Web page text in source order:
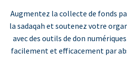
Augmentez la collecte de fonds
la sadaqah et soutenez votre
avec des outils de don
facilement et efficacement par